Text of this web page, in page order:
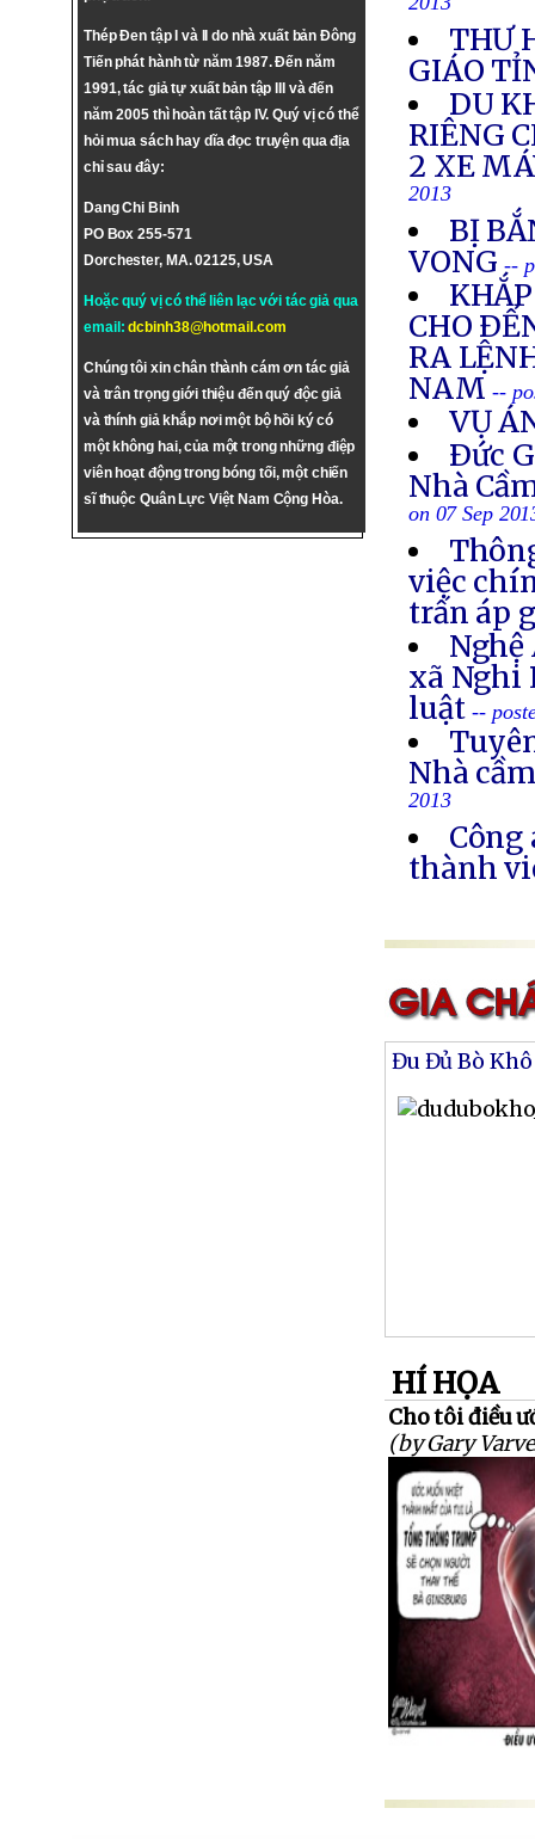
Thép Đen tập I và II do nhà xuất bản Đông
Tiến phát hành từ năm 1987. Đến năm
1991, tác giả tự xuất bản tập III và đến
năm 2005 thì hoàn tất tập IV. Quý vị có thể
hỏi mua sách hay dĩa đọc truyện qua địa
chỉ sau đây:
Dang Chi Binh
PO Box 255-571
Dorchester, MA. 02125, USA
Hoặc quý vị có thể liên lạc với tác giả qua
email:dcbinh38@hotmail.com
Chúng tôi xin chân thành cám ơn tác giả
và trân trọng giới thiệu đến quý độc giả
và thính giả khắp nơi một bộ hồi ký có
một không hai, của một trong những điệp
viên hoạt động trong bóng tối, một chiến
sĩ thuộc Quân Lực Việt Nam Cộng Hòa.
2013
THƯ
GIÁO
DU
RIÊNG
2 XE
2013
BỊ
VONG --
CHO
RA
NAM--
VỤ
Ðức
Nhà
on 07 Sep
việc
trấn áp
Nghệ
xã Nghi
luật--
Nhà
2013
thành
Đu Đủ Bò Khô
HÍ HỌA
Cho tôi điều
(by Gary